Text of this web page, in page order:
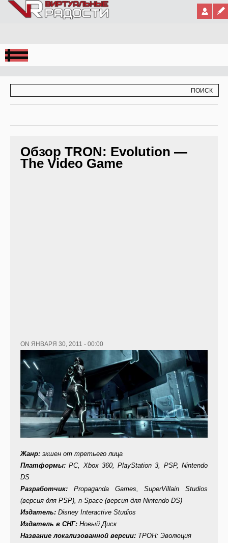
Jump to Navigation
Обзор TRON: Evolution —
The Video Game
ON ЯНВАРЯ 30, 2011 - 00:00
Жанр: экшен от третьего лица
Платформы: PC, Xbox 360, PlayStation 3, PSP, Nintendo
DS
Разработчик: Propaganda Games, SuperVillain Studios
(версия для PSP), n-Space (версия для Nintendo DS)
Издатель: Disney Interactive Studios
Издатель в СНГ: Новый Диск
Название локализованной версии: ТРОН: Эволюция